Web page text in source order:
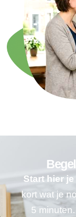
Start hier
kort wat je
5